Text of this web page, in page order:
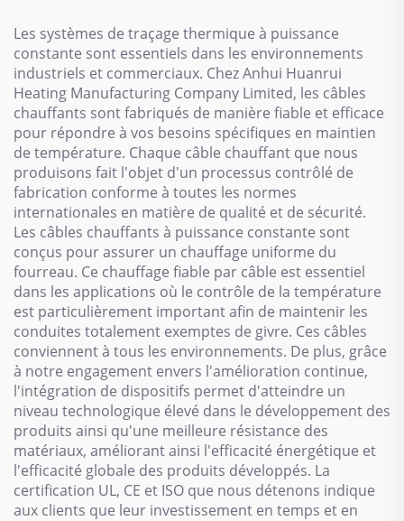
Les systèmes de traçage thermique à puissance
constante sont essentiels dans les environnements
industriels et commerciaux. Chez Anhui Huanrui
Heating Manufacturing Company Limited, les câbles
chauffants sont fabriqués de manière fiable et efficace
pour répondre à vos besoins spécifiques en maintien
de température. Chaque câble chauffant que nous
produisons fait l'objet d'un processus contrôlé de
fabrication conforme à toutes les normes
internationales en matière de qualité et de sécurité.
Les câbles chauffants à puissance constante sont
conçus pour assurer un chauffage uniforme du
fourreau. Ce chauffage fiable par câble est essentiel
dans les applications où le contrôle de la température
est particulièrement important afin de maintenir les
conduites totalement exemptes de givre. Ces câbles
conviennent à tous les environnements. De plus, grâce
à notre engagement envers l'amélioration continue,
l'intégration de dispositifs permet d'atteindre un
niveau technologique élevé dans le développement des
produits ainsi qu'une meilleure résistance des
matériaux, améliorant ainsi l'efficacité énergétique et
l'efficacité globale des produits développés. La
certification UL, CE et ISO que nous détenons indique
aux clients que leur investissement en temps et en